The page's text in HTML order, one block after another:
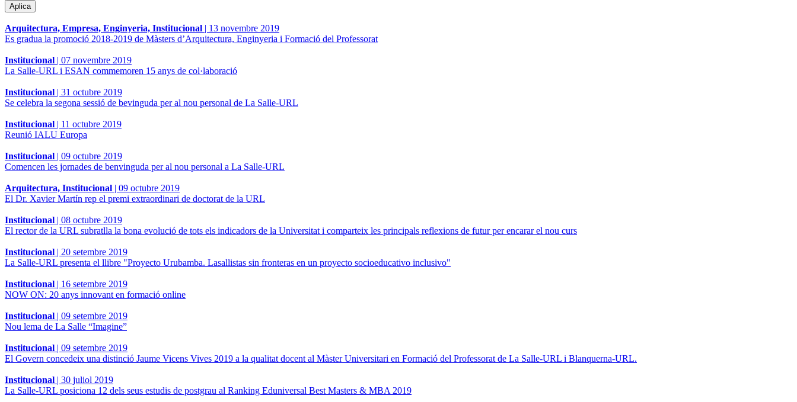
Arquitectura, Empresa, Enginyeria, Institucional | 13 novembre 2019
Es gradua la promoció 2018-2019 de Màsters d’Arquitectura, Enginyeria i Formació del Professorat
Institucional | 07 novembre 2019
La Salle-URL i ESAN commemoren 15 anys de col·laboració
Institucional | 31 octubre 2019
Se celebra la segona sessió de bevinguda per al nou personal de La Salle-URL
Institucional | 11 octubre 2019
Reunió IALU Europa
Institucional | 09 octubre 2019
Comencen les jornades de benvinguda per al nou personal a La Salle-URL
Arquitectura, Institucional | 09 octubre 2019
El Dr. Xavier Martín rep el premi extraordinari de doctorat de la URL
Institucional | 08 octubre 2019
El rector de la URL subratlla la bona evolució de tots els indicadors de la Universitat i comparteix les principals reflexions de futur per encarar el nou curs
Institucional | 20 setembre 2019
La Salle-URL presenta el llibre "Proyecto Urubamba. Lasallistas sin fronteras en un proyecto socioeducativo inclusivo"
Institucional | 16 setembre 2019
NOW ON: 20 anys innovant en formació online
Institucional | 09 setembre 2019
Nou lema de La Salle “Imagine”
Institucional | 09 setembre 2019
El Govern concedeix una distinció Jaume Vicens Vives 2019 a la qualitat docent al Màster Universitari en Formació del Professorat de La Salle-URL i Blanquerna-URL.
Institucional | 30 juliol 2019
La Salle-URL posiciona 12 dels seus estudis de postgrau al Ranking Eduniversal Best Masters & MBA 2019